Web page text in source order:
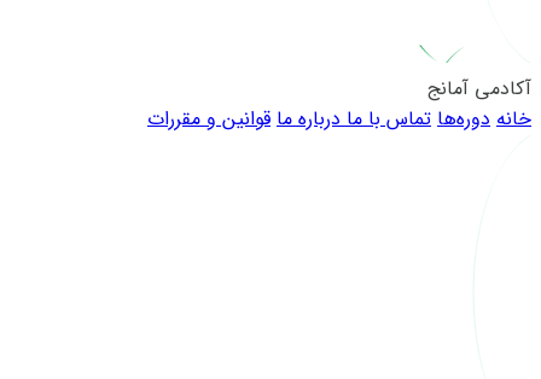
آکادمی آمانج
خانه دوره‌ها تماس با مادرباره ما قوانین و مقررات